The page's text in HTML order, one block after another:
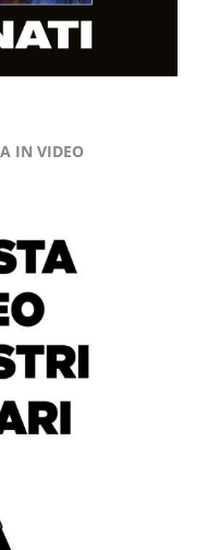
IN VIDEO